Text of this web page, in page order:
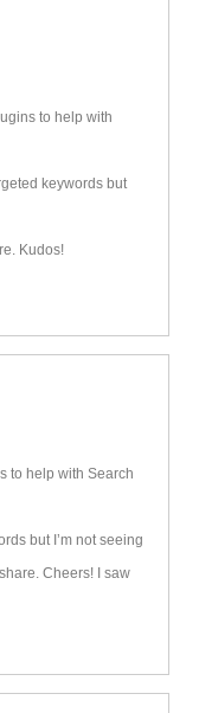
to help with
keywords but
Kudos!
to help with Search
but I’m not seeing
Cheers! I saw